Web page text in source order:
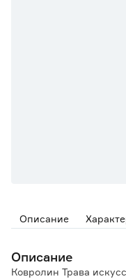
Описание
Описание
Ковролин Трава